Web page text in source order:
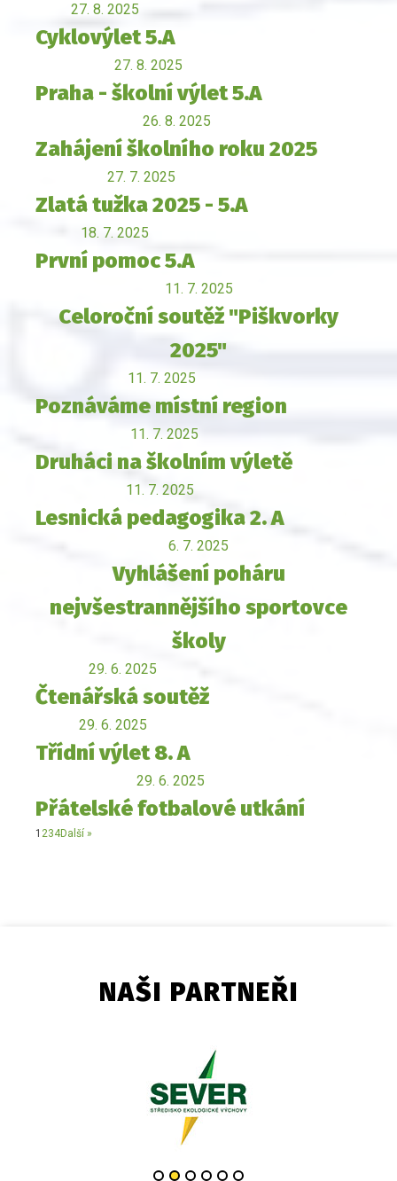
27. 8. 2025
Cyklovýlet 5.A
27. 8. 2025
Praha - školní výlet 5.A
26. 8. 2025
Zahájení školního roku 2025
27. 7. 2025
Zlatá tužka 2025 - 5.A
18. 7. 2025
První pomoc 5.A
11. 7. 2025
Celoroční soutěž "Piškvorky
2025"
11. 7. 2025
Poznáváme místní region
11. 7. 2025
Druháci na školním výletě
11. 7. 2025
Lesnická pedagogika 2. A
6. 7. 2025
Vyhlášení poháru
nejvšestrannějšího sportovce
školy
29. 6. 2025
Čtenářská soutěž
29. 6. 2025
Třídní výlet 8. A
29. 6. 2025
Přátelské fotbalové utkání
1 234Další »
NAŠI PARTNEŘI